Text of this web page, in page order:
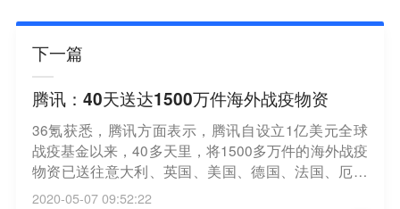
下一篇
腾讯：40天送达1500万件海外战疫物资
36氪获悉，腾讯方面表示，腾讯自设立1亿美元全球
战疫基金以来，40多天里，将1500多万件的海外战疫
物资已送往意大利、英国、美国、德国、法国、厄瓜
多尔、塞尔维亚、柬埔寨等20多个疫情国家以填补物
2020-05-07 09:52:22